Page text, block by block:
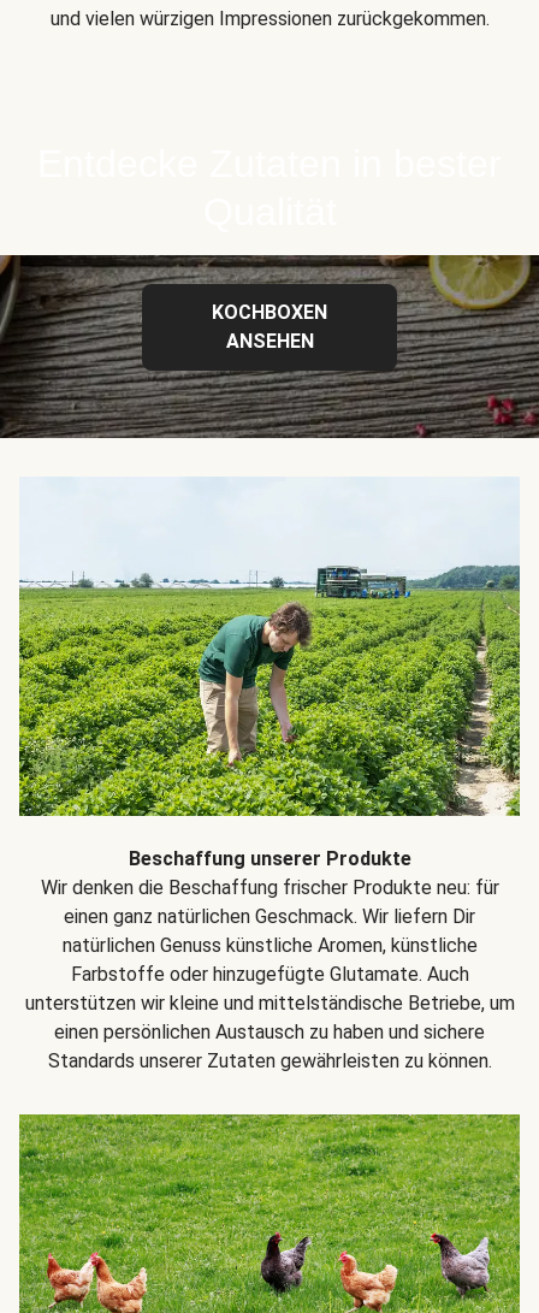
und vielen würzigen Impressionen zurückgekommen.
KOCHBOXEN
ANSEHEN
Beschaffung unserer Produkte
Wir denken die Beschaffung frischer Produkte neu: für
einen ganz natürlichen Geschmack. Wir liefern Dir
natürlichen Genuss künstliche Aromen, künstliche
Farbstoffe oder hinzugefügte Glutamate. Auch
unterstützen wir kleine und mittelständische Betriebe, um
einen persönlichen Austausch zu haben und sichere
Standards unserer Zutaten gewährleisten zu können.